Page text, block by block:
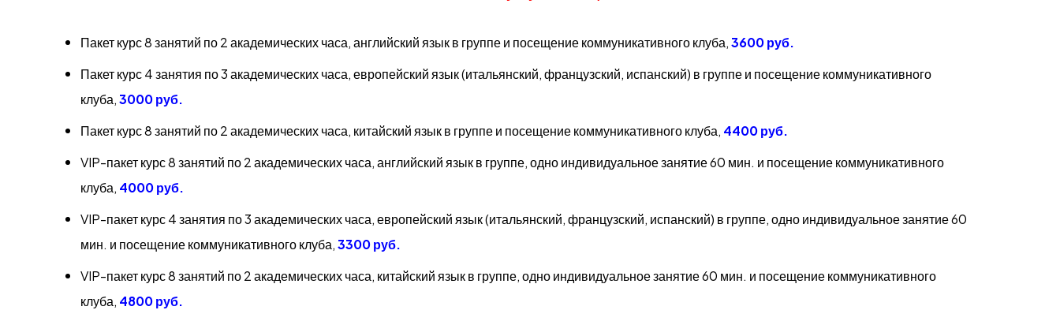
Пакет курс 8 занятий по 2 академических часа, английский язык в группе и посещение коммуникативного клуба,3600 руб.
Пакет курс 4 занятия по 3 академических часа, европейский язык (итальянский, французский, испанский) в группе и посещение коммуникативного
клуба,3000 руб.
Пакет курс 8 занятий по 2 академических часа, китайский язык в группе и посещение коммуникативного клуба, 4400 руб.
VIP-пакет курс 8 занятий по 2 академических часа, английский язык в группе, одно индивидуальное занятие 60 мин. и посещение коммуникативного
клуба, 4000 руб.
VIP-пакет курс 4 занятия по 3 академических часа, европейский язык (итальянский, французский, испанский) в группе, одно индивидуальное занятие 60
мин. и посещение коммуникативного клуба,3300 руб.
VIP-пакет курс 8 занятий по 2 академических часа, китайский язык в группе, одно индивидуальное занятие 60 мин. и посещение коммуникативного
клуба, 4800 руб.